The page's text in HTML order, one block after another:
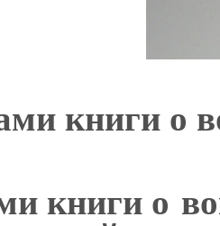
книги о
книги о